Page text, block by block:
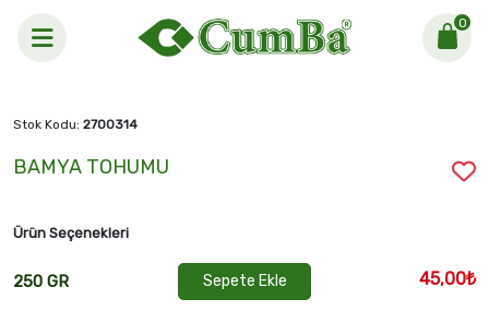
0
BAMYA TOHUMU
Stok Kodu: 2700314
BAMYA TOHUMU
Ürün Seçenekleri
250 GR Sepete Ekle 45,00₺